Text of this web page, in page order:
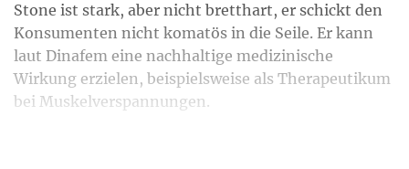
Stone ist stark, aber nicht bretthart, er schickt den
Konsumenten nicht komatös in die Seile. Er kann
laut Dinafem eine nachhaltige medizinische
Wirkung erzielen, beispielsweise als Therapeutikum
bei Muskelverspannungen.